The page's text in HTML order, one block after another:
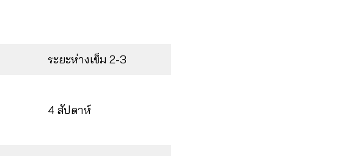
ระยะห่างเข็ม 2-3
4 สัปดาห์